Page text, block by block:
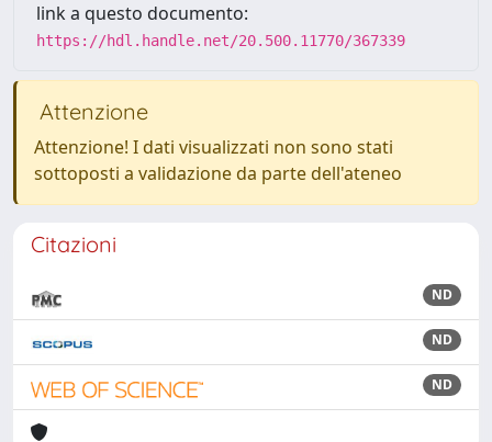
link a questo documento:
https://hdl.handle.net/20.500.11770/367339
Attenzione
Attenzione! I dati visualizzati non sono stati
sottoposti a validazione da parte dell'ateneo
Citazioni
ND
ND
ND